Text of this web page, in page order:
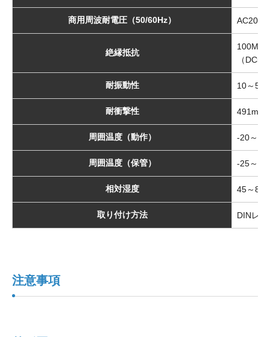
商用周波耐電圧（50/60Hz）
絶縁抵抗
100MΩ
（
耐振動性 10～
耐衝撃性 491m/
周囲温度（動作） -20～
周囲温度（保管） -25～
相対湿度 45～
取り付け方法 DINレ
注意事項